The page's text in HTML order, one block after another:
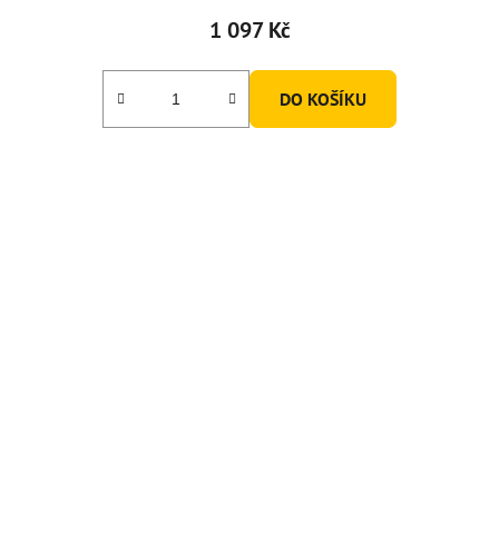
produktu
5,0
1 097 Kč
DO KOŠÍKU